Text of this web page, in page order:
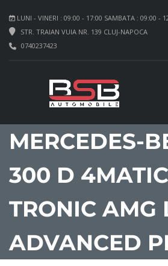
LUNI - VINERI : 09:00 - 17:00 SAMBATA : 09:00 -
STR. TRAIAN VUIA NR. 139 CLUJ-NAPOCA
0740237423
MERCEDES-
300 D
TRONIC AMG
ADVANCED